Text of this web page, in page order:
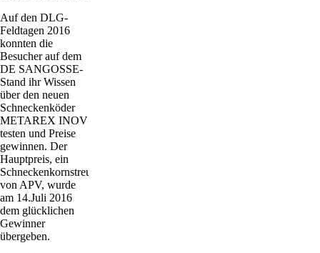
Auf den DLG-
Feldtagen 2016
konnten die
Besucher auf dem
DE SANGOSSE-
Stand ihr Wissen
über den neuen
Schneckenköder
METAREX INOV
testen und Preise
gewinnen. Der
Hauptpreis, ein
Schneckenkornstreuer
von APV, wurde
am 14.Juli 2016
dem glücklichen
Gewinner
übergeben.